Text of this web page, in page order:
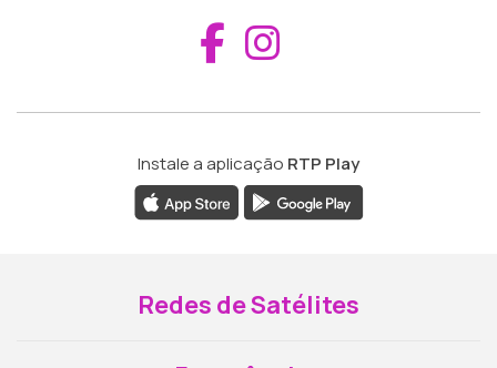
Aceder ao
Instale a aplicação RTP Play
Redes de Satélites